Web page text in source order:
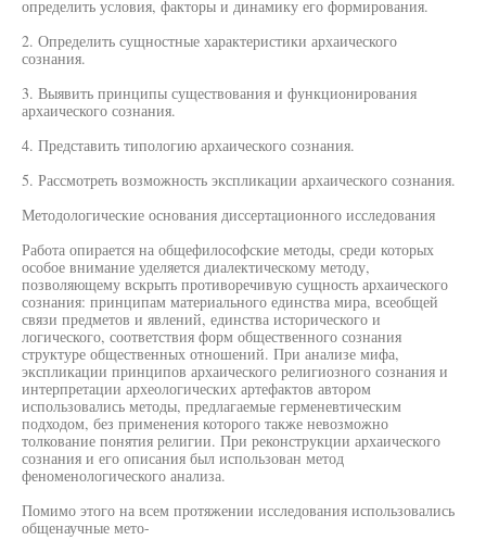
определить условия, факторы и динамику его формирования.
2. Определить сущностные характеристики архаического
сознания.
3. Выявить принципы существования и функционирования
архаического сознания.
4. Представить типологию архаического сознания.
5. Рассмотреть возможность экспликации архаического сознания.
Методологические основания диссертационного исследования
Работа опирается на общефилософские методы, среди которых
особое внимание уделяется диалектическому методу,
позволяющему вскрыть противоречивую сущность архаического
сознания: принципам материального единства мира, всеобщей
связи предметов и явлений, единства исторического и
логического, соответствия форм общественного сознания
структуре общественных отношений. При анализе мифа,
экспликации принципов архаического религиозного сознания и
интерпретации археологических артефактов автором
использовались методы, предлагаемые герменевтическим
подходом, без применения которого также невозможно
толкование понятия религии. При реконструкции архаического
сознания и его описания был использован метод
феноменологического анализа.
Помимо этого на всем протяжении исследования использовались
общенаучные мето-